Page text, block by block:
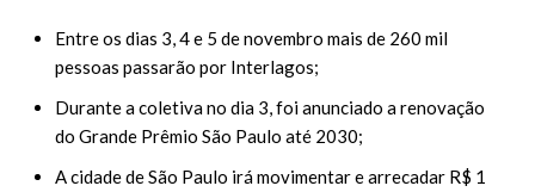
Entre os dias 3, 4 e 5 de novembro mais de 260 mil
pessoas passarão por Interlagos;
Durante a coletiva no dia 3, foi anunciado a renovação
do Grande Prêmio São Paulo até 2030;
A cidade de São Paulo irá movimentar e arrecadar R$ 1